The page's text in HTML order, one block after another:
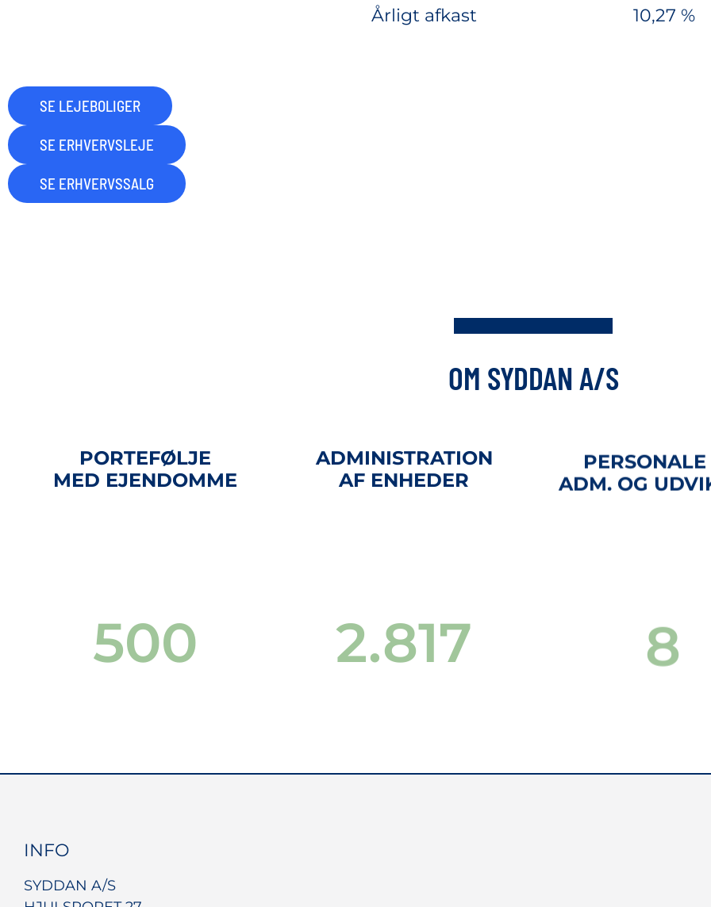
Årligt afkast
10,27 %
SE LEJEBOLIGER
SE ERHVERVSLEJE
SE ERHVERVSSALG
OM SYDDAN A/S
PORTEFØLJE
MED EJENDOMME
500
ADMINISTRATION
AF ENHEDER
3.000
ADM. OG
9
INFO
SYDDAN A/S